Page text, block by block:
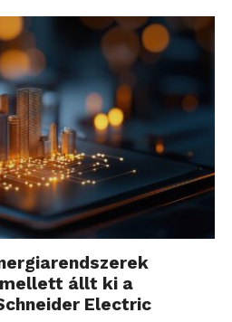
állt ki a
Electric